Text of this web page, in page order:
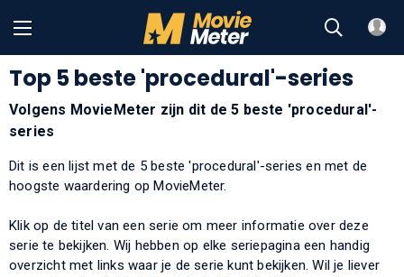
Top 5 beste 'procedural'-series
Volgens MovieMeter zijn dit de 5 beste 'procedural'-
series
Dit is een lijst met de 5 beste 'procedural'-series en met de
hoogste waardering op MovieMeter.
Klik op de titel van een serie om meer informatie over deze
serie te bekijken. Wij hebben op elke seriepagina een handig
overzicht met links waar je de serie kunt bekijken. Wil je liever